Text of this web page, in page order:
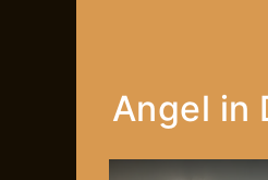
Angel in